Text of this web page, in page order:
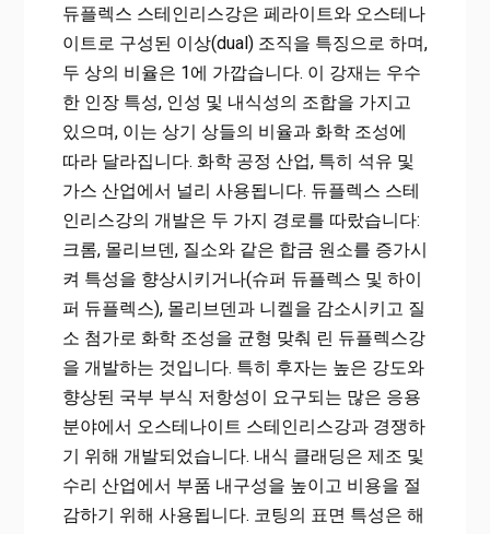
듀플렉스 스테인리스강은 페라이트와 오스테나
이트로 구성된 이상(dual) 조직을 특징으로 하며,
두 상의 비율은 1에 가깝습니다. 이 강재는 우수
한 인장 특성, 인성 및 내식성의 조합을 가지고
있으며, 이는 상기 상들의 비율과 화학 조성에
따라 달라집니다. 화학 공정 산업, 특히 석유 및
가스 산업에서 널리 사용됩니다. 듀플렉스 스테
인리스강의 개발은 두 가지 경로를 따랐습니다:
크롬, 몰리브덴, 질소와 같은 합금 원소를 증가시
켜 특성을 향상시키거나(슈퍼 듀플렉스 및 하이
퍼 듀플렉스), 몰리브덴과 니켈을 감소시키고 질
소 첨가로 화학 조성을 균형 맞춰 린 듀플렉스강
을 개발하는 것입니다. 특히 후자는 높은 강도와
향상된 국부 부식 저항성이 요구되는 많은 응용
분야에서 오스테나이트 스테인리스강과 경쟁하
기 위해 개발되었습니다. 내식 클래딩은 제조 및
수리 산업에서 부품 내구성을 높이고 비용을 절
감하기 위해 사용됩니다. 코팅의 표면 특성은 해